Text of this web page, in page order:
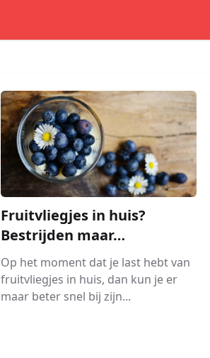
Fruitvliegjes in huis?
Bestrijden maar…
Op het moment dat je last hebt van
fruitvliegjes in huis, dan kun je er
maar beter snel bij zijn...